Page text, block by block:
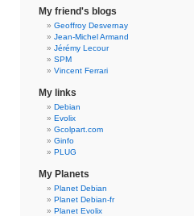
My friend's blogs
Geoffroy Desvernay
Jean-Michel Armand
Jérémy Lecour
SPM
Vincent Ferrari
My links
Debian
Evolix
Gcolpart.com
Ginfo
PLUG
My Planets
Planet Debian
Planet Debian-fr
Planet Evolix